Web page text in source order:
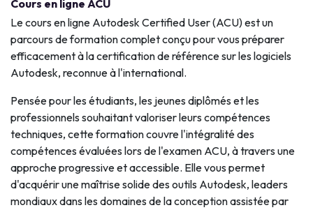
Cours en ligne ACU
Le cours en ligne Autodesk Certified User (ACU) est un
parcours de formation complet conçu pour vous préparer
efficacement à la certification de référence sur les logiciels
Autodesk, reconnue à l'international.
Pensée pour les étudiants, les jeunes diplômés et les
professionnels souhaitant valoriser leurs compétences
techniques, cette formation couvre l'intégralité des
compétences évaluées lors de l'examen ACU, à travers une
approche progressive et accessible. Elle vous permet
d'acquérir une maîtrise solide des outils Autodesk, leaders
mondiaux dans les domaines de la conception assistée par